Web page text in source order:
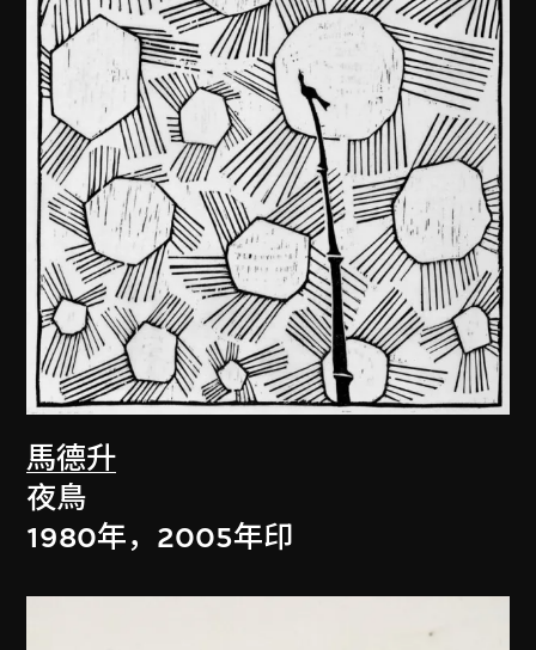
馬德升
夜鳥
1980年，2005年印